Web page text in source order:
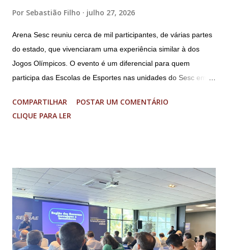
Por Sebastião Filho julho 27, 2026
Arena Sesc reuniu cerca de mil participantes, de várias partes
do estado, que vivenciaram uma experiência similar à dos
Jogos Olímpicos. O evento é um diferencial para quem
participa das Escolas de Esportes nas unidades do Sesc em
adolescentes. É isso que o Arena Sesc proporcionou para 165
integrantes das Escolas de Esportes do Sesc São Lourenço,
participantes, entre 9 e 17 anos de idade, de várias partes do
estado, no Sesc Contagem, localizado na Região
Metropolitana de Belo Horizonte. Foram cinco dias de disputas
em diferentes modalidades esportivas, palestras e uma
programação dedicada a promover a integração, o respeito e
COMPARTILHAR
POSTAR UM COMENTÁRIO
CLIQUE PARA LER